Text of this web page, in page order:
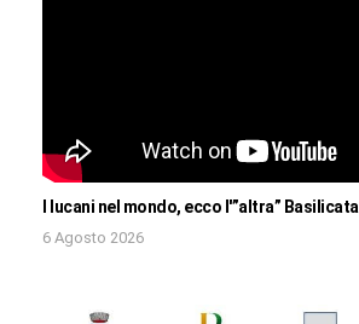
I lucani nel mondo, ecco l'”altra” Basilicata
6 Agosto 2026